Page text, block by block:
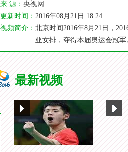
来 源： 央视网
更新时间： 2016年08月21日 18:24
视频简介： 北京时间2016年8月21日，
亚女排，夺得本届奥运会冠
最新视频